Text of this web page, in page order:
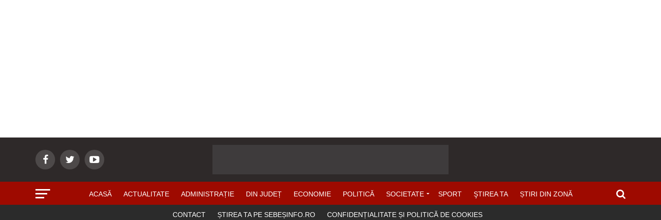
ACASĂ ACTUALITATE ADMINISTRAȚIE DIN JUDEȚ ECONOMIE POLITICĂ SOCIETATE SPORT ŞTIREA TA ȘTIRI DIN ZONĂ
CONTACT ȘTIREA TA PE SEBEȘINFO.RO CONFIDENȚIALITATE ȘI POLITICĂ DE COOKIES